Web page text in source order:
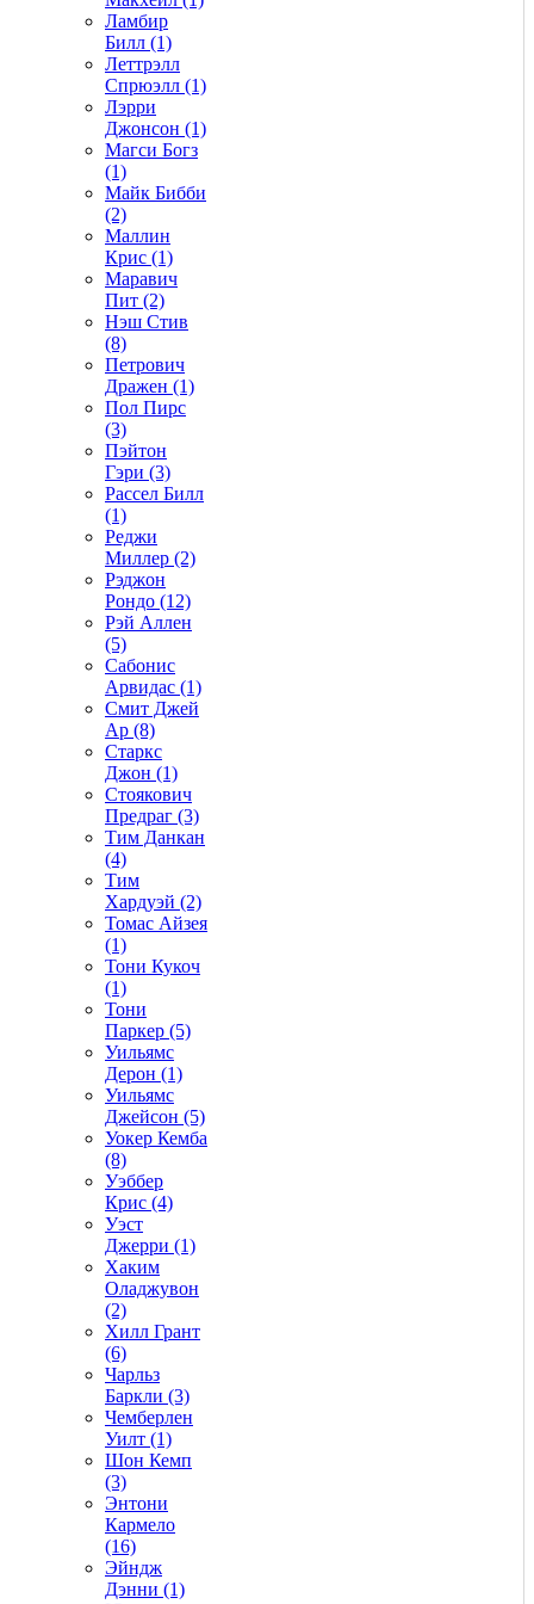
Ламбир
Билл (1)
Леттрэлл
Спрюэлл (1)
Лэрри
Джонсон (1)
Магси Богз
(1)
Майк Бибби
(2)
Маллин
Крис (1)
Маравич
Пит (2)
Нэш Стив
(8)
Петрович
Дражен (1)
Пол Пирс
(3)
Пэйтон
Гэри (3)
Рассел Билл
(1)
Реджи
Миллер (2)
Рэджон
Рондо (12)
Рэй Аллен
(5)
Сабонис
Арвидас (1)
Смит Джей
Ар (8)
Старкс
Джон (1)
Стоякович
Предраг (3)
Тим Данкан
(4)
Тим
Хардуэй (2)
Томас Айзея
(1)
Тони Кукоч
(1)
Тони
Паркер (5)
Уильямс
Дерон (1)
Уильямс
Джейсон (5)
Уокер Кемба
(8)
Уэббер
Крис (4)
Уэст
Джерри (1)
Хаким
Оладжувон
(2)
Хилл Грант
(6)
Чарльз
Баркли (3)
Чемберлен
Уилт (1)
Шон Кемп
(3)
Энтони
Кармело
(16)
Эйндж
Дэнни (1)